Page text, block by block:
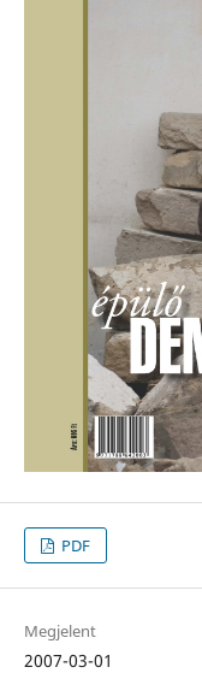
PDF
Megjelent
2007-03-01